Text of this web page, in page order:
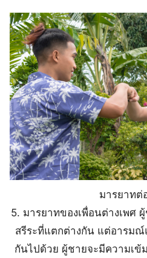
มารยาทต่
5. มารยาทของเพื่อนต่างเพศ
สรีระที่แตกต่างกัน แต่อารม
กันไปด้วย ผู้ชายจะมีความเ